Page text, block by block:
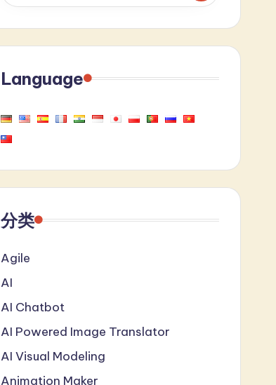
Language
分类
Agile
AI
AI Chatbot
AI Powered Image Translator
AI Visual Modeling
Animation Maker